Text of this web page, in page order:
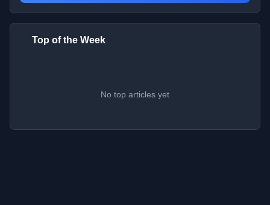
Top of the Week
No top articles yet